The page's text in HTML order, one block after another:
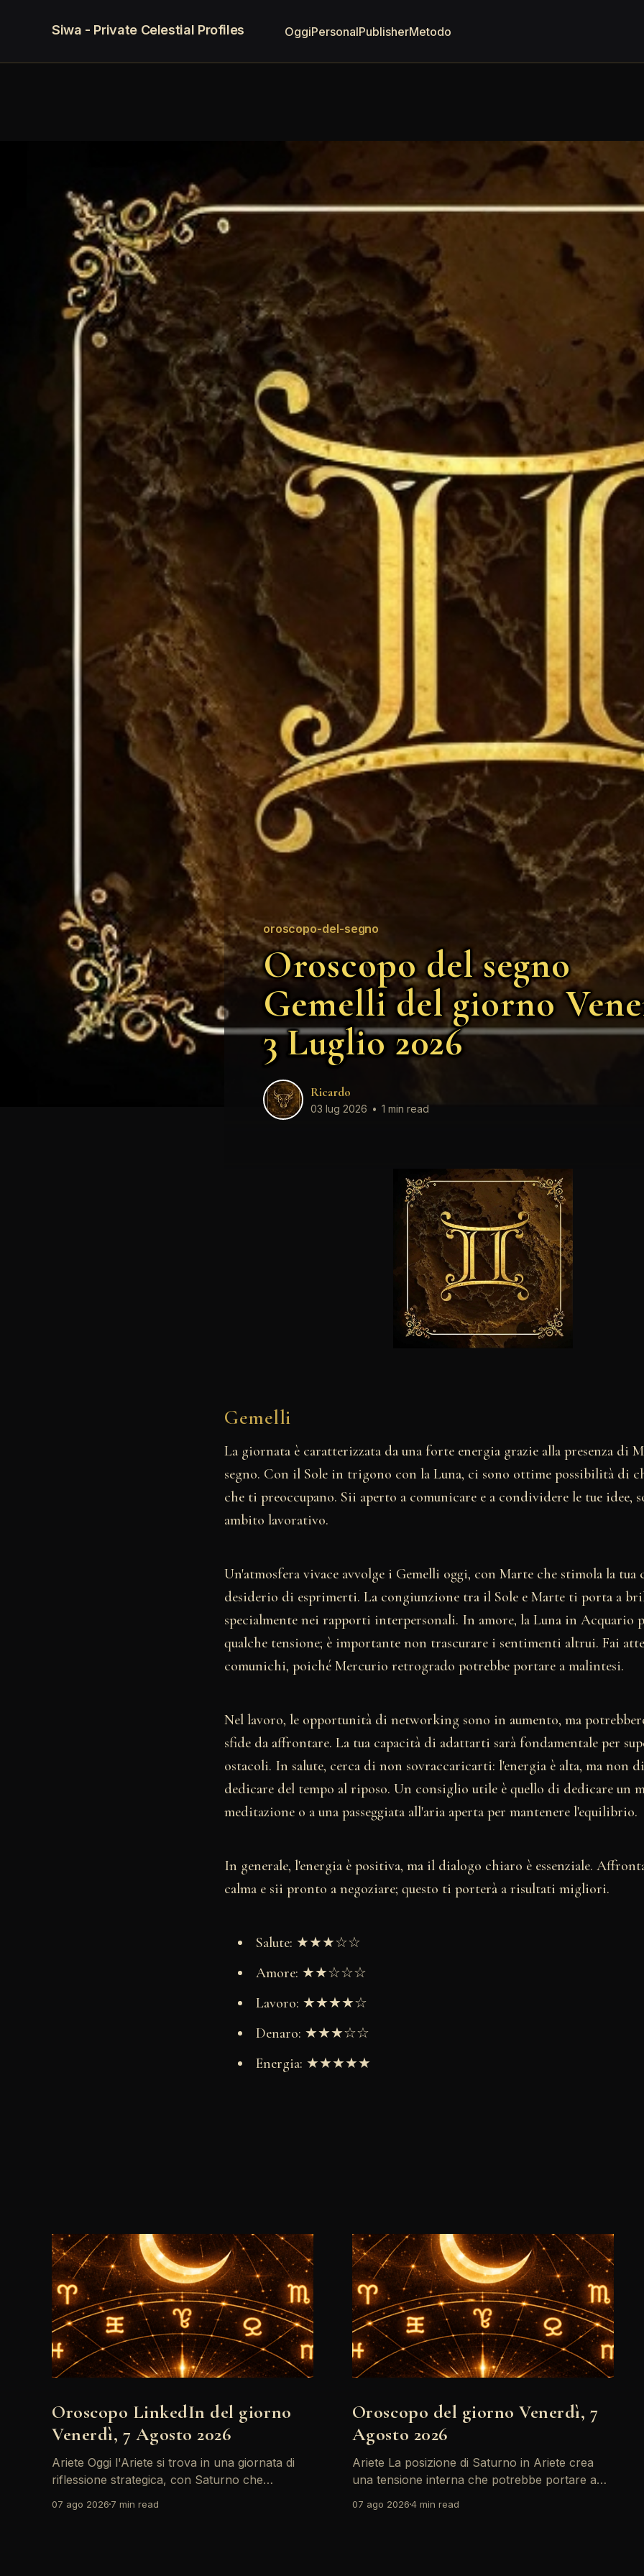
Siwa - Private Celestial Profiles OggiPersonalPublisherMetodo
oroscopo-del-segno
Oroscopo del segno
Gemelli del giorno
3 Luglio 2026
Ricardo
03 lug 2026 • 1 min read
Gemelli
La giornata è caratterizzata da una forte energia grazie alla presenza di
segno. Con il Sole in trigono con la Luna, ci sono ottime possibilità di
che ti preoccupano. Sii aperto a comunicare e a condividere le tue idee,
ambito lavorativo.
Un'atmosfera vivace avvolge i Gemelli oggi, con Marte che stimola la
desiderio di esprimerti. La congiunzione tra il Sole e Marte ti porta a
specialmente nei rapporti interpersonali. In amore, la Luna in Acquario
qualche tensione; è importante non trascurare i sentimenti altrui. Fai
comunichi, poiché Mercurio retrogrado potrebbe portare a malintesi.
Nel lavoro, le opportunità di networking sono in aumento, ma
sfide da affrontare. La tua capacità di adattarti sarà fondamentale per
ostacoli. In salute, cerca di non sovraccaricarti: l'energia è alta, ma non
dedicare del tempo al riposo. Un consiglio utile è quello di dedicare un
meditazione o a una passeggiata all'aria aperta per mantenere l'equilibrio.
In generale, l'energia è positiva, ma il dialogo chiaro è essenziale.
calma e sii pronto a negoziare; questo ti porterà a risultati migliori.
Salute: ★★★☆☆
Amore: ★★☆☆☆
Lavoro: ★★★★☆
Denaro: ★★★☆☆
Energia: ★★★★★
Oroscopo LinkedIn del giorno
Venerdì, 7 Agosto 2026
Ariete Oggi l'Ariete si trova in una giornata di
riflessione strategica, con Saturno che
momento di riconsiderare il tuo personal brand
07 ago 2026 7 min read
Oroscopo del giorno Venerdì, 7
Agosto 2026
Ariete La posizione di Saturno in Ariete crea
una tensione interna che potrebbe portare a
le paure e le insicurezze, soprattutto in ambito
07 ago 20264 min read